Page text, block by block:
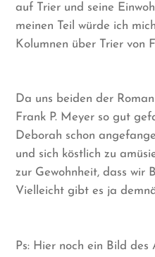
auf Trier und seine
meinen Teil würde ich
Kolumnen über Trier von
Da uns beiden der
Frank P. Meyer so gut
Deborah schon
und sich köstlich zu
zur Gewohnheit, dass wir
Vielleicht gibt es ja
Ps: Hier noch ein Bild